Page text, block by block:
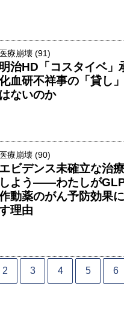
医療崩壊 (91)
明治HD「コスタイベ」
血研不祥事の「貸し
はないのか
療崩壊 (90)
エビデンス未確立な治
しよう――わたしが
動薬のがん予防効果
理由
2 3 4 5 6